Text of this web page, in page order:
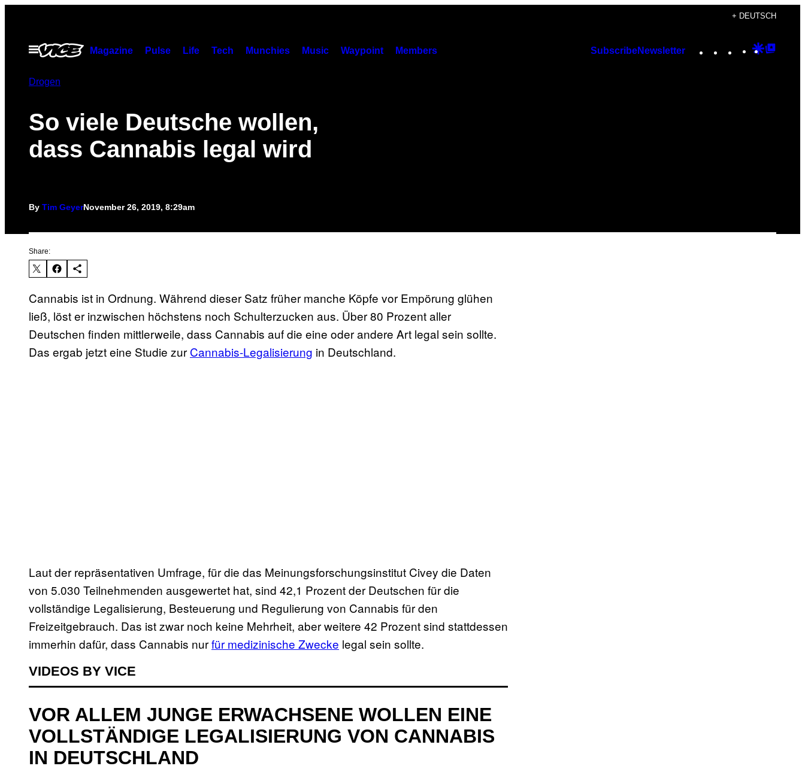
content
+ DEUTSCH
Open
Menu
Magazine Pulse Life Tech Munchies Music Waypoint Members SubscribeNewsletter Instagram
TikTok
YouTube
Google
Drogen
So viele Deutsche wollen,
dass Cannabis legal wird
By Tim GeyerNovember 26, 2019, 8:29am
Share:
Cannabis ist in Ordnung. Während dieser Satz früher manche Köpfe vor Empörung glühen
ließ, löst er inzwischen höchstens noch Schulterzucken aus. Über 80 Prozent aller
Deutschen finden mittlerweile, dass Cannabis auf die eine oder andere Art legal sein sollte.
Das ergab jetzt eine Studie zur Cannabis-Legalisierung in Deutschland.
Laut der repräsentativen Umfrage, für die das Meinungsforschungsinstitut Civey die Daten
von 5.030 Teilnehmenden ausgewertet hat, sind 42,1 Prozent der Deutschen für die
vollständige Legalisierung, Besteuerung und Regulierung von Cannabis für den
Freizeitgebrauch. Das ist zwar noch keine Mehrheit, aber weitere 42 Prozent sind stattdessen
immerhin dafür, dass Cannabis nurfür medizinische Zwecke legal sein sollte.
VIDEOS BY VICE
VOR ALLEM JUNGE ERWACHSENE WOLLEN EINE
VOLLSTÄNDIGE LEGALISIERUNG VON CANNABIS
IN DEUTSCHLAND